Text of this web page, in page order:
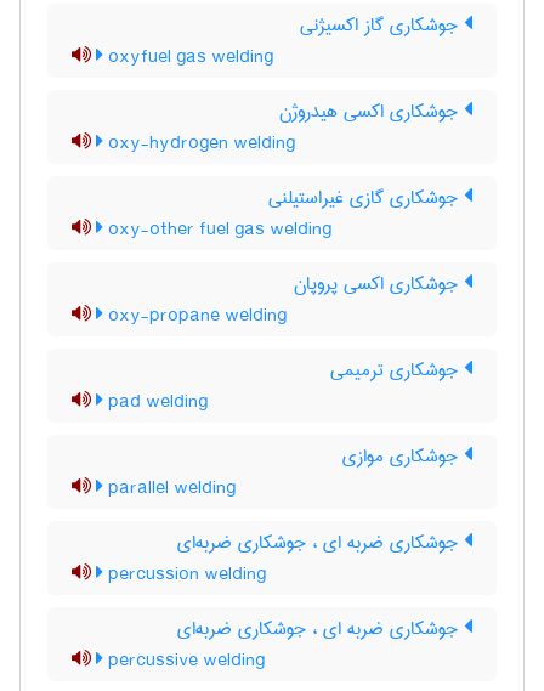
جوشکاری گاز اکسیژنی
oxyfuel gas welding
جوشکاری اکسی هیدروژن
oxy-hydrogen welding
جوشکاری گازی غیراستیلنی
oxy-other fuel gas welding
جوشکاری اکسی پروپان
oxy-propane welding
جوشکاری ترمیمی
pad welding
جوشکاری موازی
parallel welding
جوشکاری ضربه ای ، جوشکاری ضربه‌ای
percussion welding
جوشکاری ضربه ای ، جوشکاری ضربه‌ای
percussive welding